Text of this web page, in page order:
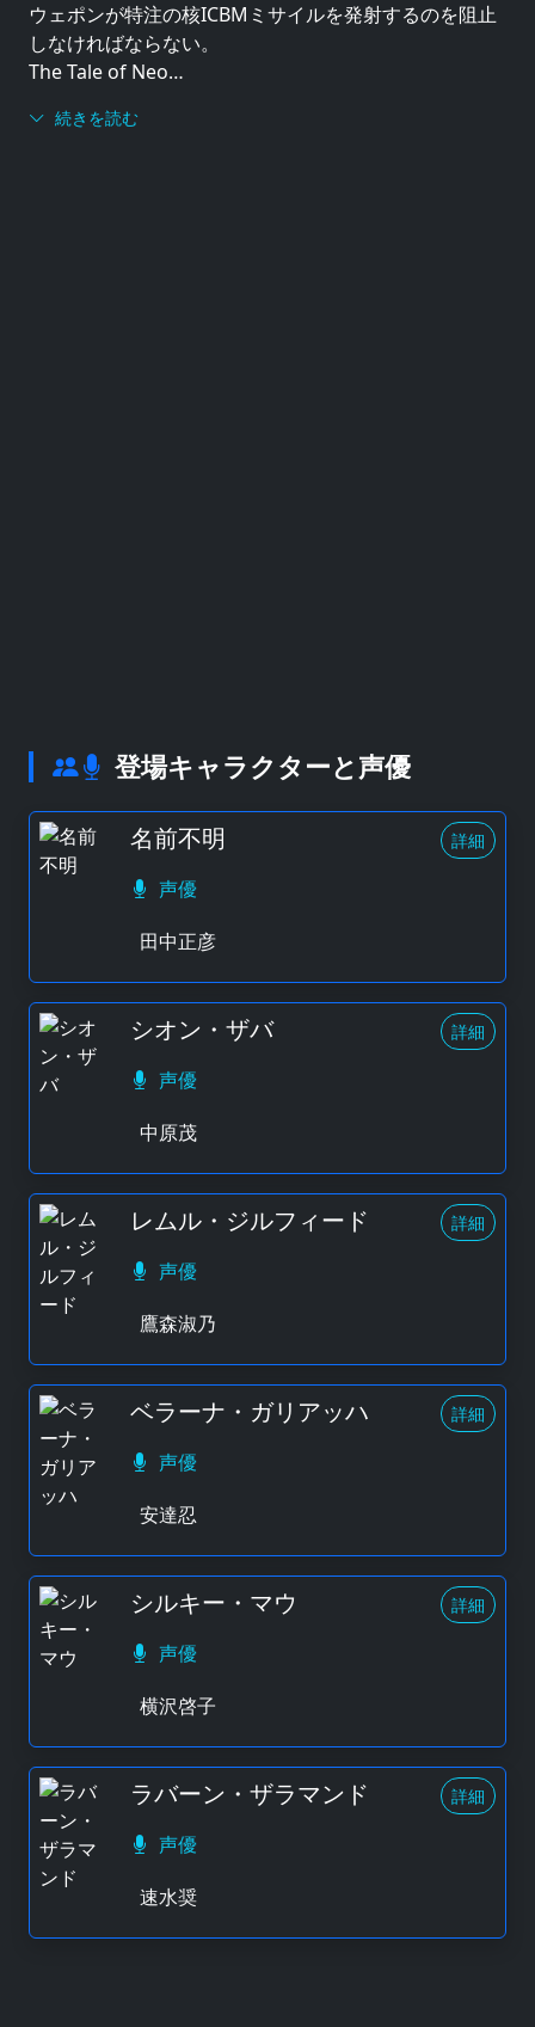
ウェポンが特注の核ICBMミサイルを発射するのを阻止
しなければならない。
The Tale of Neo…
続きを読む
登場キャラクターと声優
名前不明 詳細
声優
田中正彦
シオン・ザバ 詳細
声優
中原茂
レムル・ジルフィード 詳細
声優
鷹森淑乃
ベラーナ・ガリアッハ 詳細
声優
安達忍
シルキー・マウ 詳細
声優
横沢啓子
ラバーン・ザラマンド 詳細
声優
速水奨